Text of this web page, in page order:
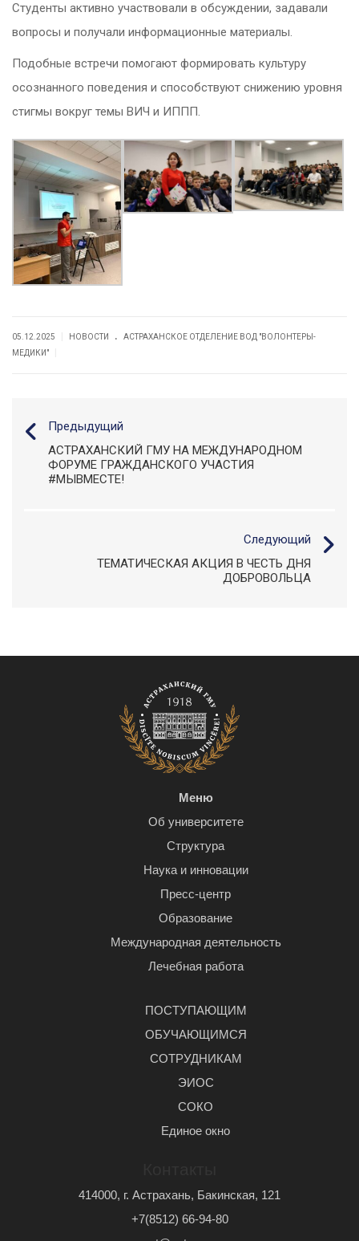
Студенты активно участвовали в обсуждении, задавали
вопросы и получали информационные материалы.
Подобные встречи помогают формировать культуру
осознанного поведения и способствуют снижению уровня
стигмы вокруг темы ВИЧ и ИППП.
05.12.2025 НОВОСТИ .
АСТРАХАНСКОЕ ОТДЕЛЕНИЕ ВОД "ВОЛОНТЕРЫ-
МЕДИКИ"
Предыдущий
АСТРАХАНСКИЙ ГМУ НА МЕЖДУНАРОДНОМ
ФОРУМЕ ГРАЖДАНСКОГО УЧАСТИЯ
#МЫВМЕСТЕ!
Следующий
ТЕМАТИЧЕСКАЯ АКЦИЯ В ЧЕСТЬ ДНЯ
ДОБРОВОЛЬЦА
Меню
Об университете
Структура
Наука и инновации
Пресс-центр
Образование
Международная деятельность
Лечебная работа
ПОСТУПАЮЩИМ
ОБУЧАЮЩИМСЯ
СОТРУДНИКАМ
ЭИОС
СОКО
Единое окно
414000, г. Астрахань, Бакинская, 121
+7(8512) 66-94-80